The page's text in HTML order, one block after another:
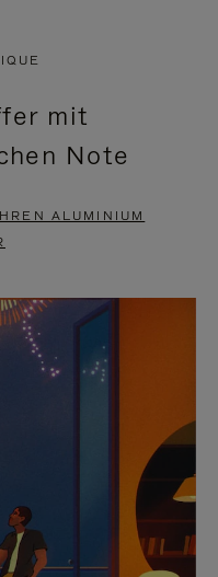
mit
Note
ALUMINIUM